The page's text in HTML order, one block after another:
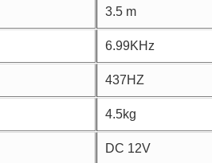
3.5 m
6.99KHz
437HZ
4.5kg
DC 12V